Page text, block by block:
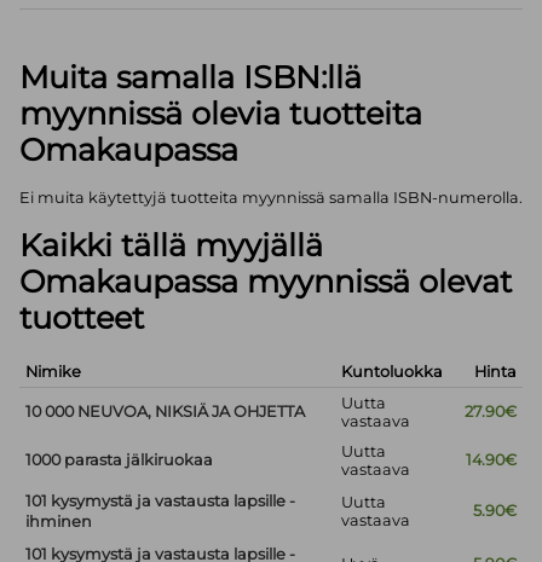
Muita samalla ISBN:llä
myynnissä olevia tuotteita
Omakaupassa
Ei muita käytettyjä tuotteita myynnissä samalla ISBN-numerolla.
Kaikki tällä myyjällä
Omakaupassa myynnissä olevat
tuotteet
Nimike Kuntoluokka Hinta
10 000 NEUVOA, NIKSIÄ JA OHJETTA
Uutta
vastaava
27.90€
1000 parasta jälkiruokaa
Uutta
vastaava
14.90€
101 kysymystä ja vastausta lapsille -
ihminen
Uutta
vastaava
5.90€
101 kysymystä ja vastausta lapsille -